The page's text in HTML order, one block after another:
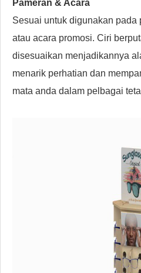
Pameran & Acara
Sesuai untuk digunakan pada
atau acara promosi. Ciri
disesuaikan menjadikannya
menarik perhatian dan
mata anda dalam pelbagai